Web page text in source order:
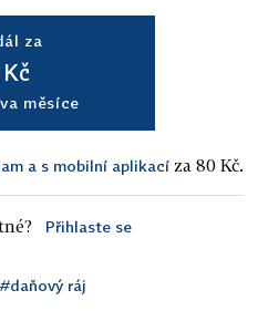
za
měsíce
a s mobilní aplikací za 80 Kč.
Přihlaste se
#daňový ráj